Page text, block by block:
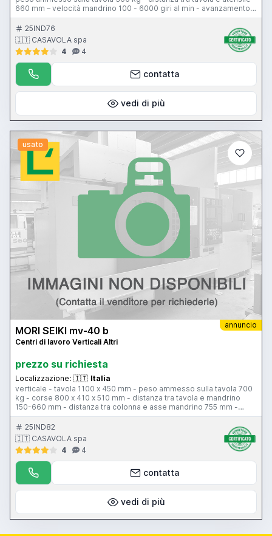
660 mm – velocità mandrino 100 - 6000 giri al min - avanzamento
di lavoro 5000 mm al minuto - avanzamento rapido assi X-Y 24000
mm al minuto - avanzamento rapido asse Z 20000 mm al minuto -
magazzino utensili 22 posizioni - cono ISO 40 - motore mandrino
7.5 kW - CNC Heidenhain TNC 426
25IND76
🇮🇹 CASAVOLA spa
4
4
contatta
vedi di più
usato
annuncio
MORI SEIKI mv-40 b
Centri di lavoro Verticali Altri
prezzo su richiesta
Localizzazione: 🇮🇹 Italia
verticale - tavola 1100 x 450 mm - peso ammesso sulla tavola 700
kg - corse 800 x 410 x 510 mm - distanza tra tavola e mandrino
150-660 mm - distanza tra colonna e asse mandrino 755 mm -
magazzino utensili 20 posizioni - cono BT 40 – velocità mandrino
8000 giri/min - 7,5 kW - avanzamento di lavoro 0-5000 mm al
minuto - avanzamento rapido assi X-Y 20000 mm al minuto -
avanzamento rapido asse Z 15000 mm al minuto - CNC MSC-516 -
Fanuc 16-MA
25IND82
🇮🇹 CASAVOLA spa
4
4
contatta
vedi di più